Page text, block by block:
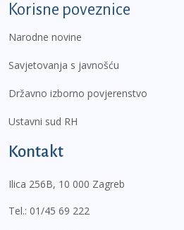
Korisne poveznice
Narodne novine
Savjetovanja s javnošću
Državno izborno povjerenstvo
Ustavni sud RH
Kontakt
Ilica 256B, 10 000 Zagreb
Tel.: 01/45 69 222